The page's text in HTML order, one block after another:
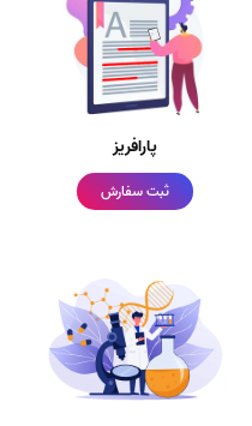
پارافریز
ثبت سفارش